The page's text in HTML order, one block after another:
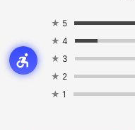
★ 5
★ 4
★ 3
★ 2
★ 1